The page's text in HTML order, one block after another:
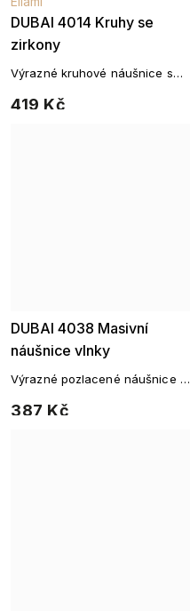
DUBAI 4014 Kruhy se
zirkony
419 Kč
Výrazné kruhové náušnice s
DUBAI 4038 Masivní
náušnice vlnky
387 Kč
Výrazné pozlacené náušnice s